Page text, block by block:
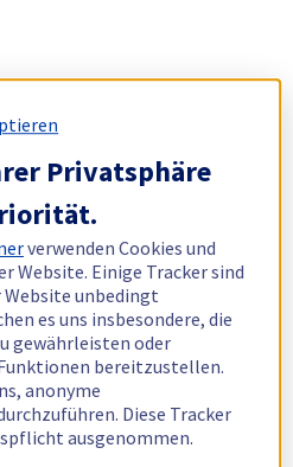
Privatsphäre
verwenden Cookies und
Website. Einige Tracker sind
unbedingt
es uns insbesondere, die
gewährleisten oder
bereitzustellen.
anonyme
Diese Tracker
ausgenommen.